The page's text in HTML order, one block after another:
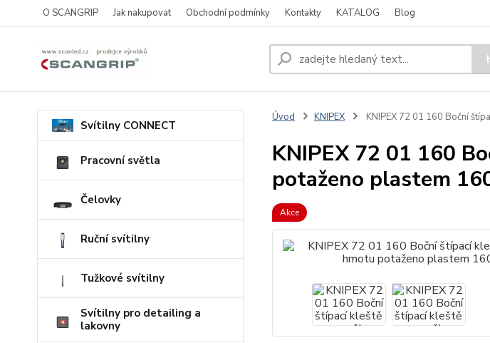
O SCANGRIP Jak nakupovat Obchodní podmínky Kontakty KATALOG Blog
Svítilny CONNECT
Pracovní světla
Čelovky
Ruční svítilny
Tužkové svítilny
Svítilny pro detailing a
lakovny
Úvod KNIPEX KNIPEX 72 01 160 Boční
KNIPEX 72 01 160
potaženo plastem
Akce